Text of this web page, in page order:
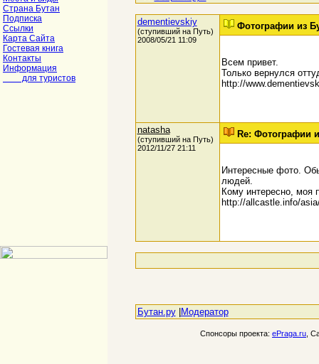
Страна Бутан
Подписка
Ссылки
Карта Сайта
Гостевая книга
Контакты
Информация
для туристов
dementievskiy
(ступивший на Путь)
2008/05/21 11:09
Фотографии из
Всем привет.
Только вернулся
http://
natasha
(ступивший на Путь)
2012/11/27 21:11
Re: Фотографии
Интересные фото.
людей.
Кому интересно, моя
http://allcastle.info/
Бутан.ру| Модератор
Спонсоры проекта: ePraga.ru ,